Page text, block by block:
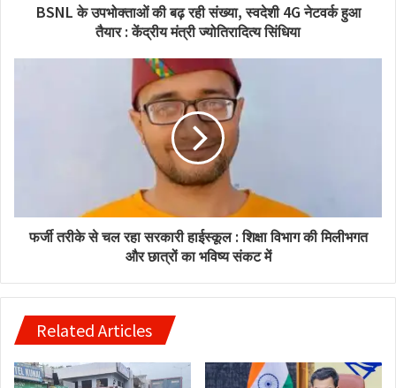
BSNL के उपभोक्ताओं की बढ़ रही संख्या, स्वदेशी 4G नेटवर्क हुआ
तैयार : केंद्रीय मंत्री ज्योतिरादित्य सिंधिया
फर्जी तरीके से चल रहा सरकारी हाईस्कूल : शिक्षा विभाग की मिलीभगत
और छात्रों का भविष्य संकट में
Related Articles